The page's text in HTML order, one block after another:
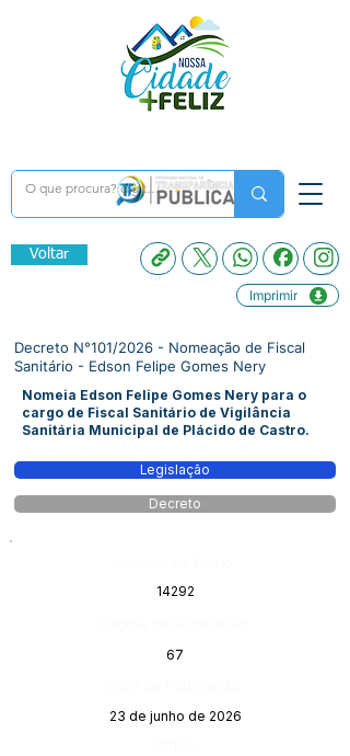
Voltar
Imprimir
Decreto N°101/2026 - Nomeação de Fiscal
Sanitário - Edson Felipe Gomes Nery
Nomeia Edson Felipe Gomes Nery para o
cargo de Fiscal Sanitário de Vigilância
Sanitária Municipal de Plácido de Castro.
Legislação
Decreto
14292
67
23 de junho de 2026